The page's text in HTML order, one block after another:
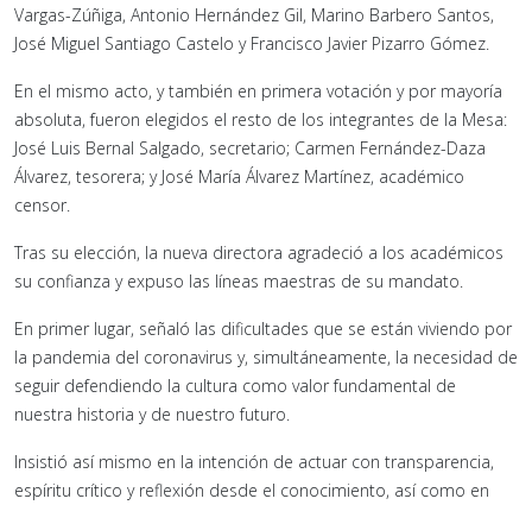
Vargas-Zúñiga, Antonio Hernández Gil, Marino Barbero Santos,
José Miguel Santiago Castelo y Francisco Javier Pizarro Gómez.
En el mismo acto, y también en primera votación y por mayoría
absoluta, fueron elegidos el resto de los integrantes de la Mesa:
José Luis Bernal Salgado, secretario; Carmen Fernández-Daza
Álvarez, tesorera; y José María Álvarez Martínez, académico
censor.
Tras su elección, la nueva directora agradeció a los académicos
su confianza y expuso las líneas maestras de su mandato.
En primer lugar, señaló las dificultades que se están viviendo por
la pandemia del coronavirus y, simultáneamente, la necesidad de
seguir defendiendo la cultura como valor fundamental de
nuestra historia y de nuestro futuro.
Insistió así mismo en la intención de actuar con transparencia,
espíritu crítico y reflexión desde el conocimiento, así como en